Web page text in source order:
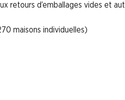
retours d’emballages vides et
maisons individuelles)